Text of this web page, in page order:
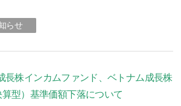
らせ
長株インカムファンド、ベトナム成長株
型）基準価額下落について